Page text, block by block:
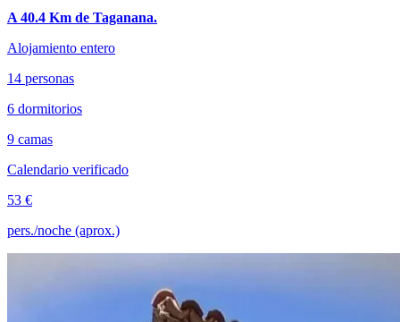
A 40.4 Km de Taganana.
Alojamiento entero
14 personas
6 dormitorios
9 camas
Calendario verificado
53 €
pers./noche (aprox.)